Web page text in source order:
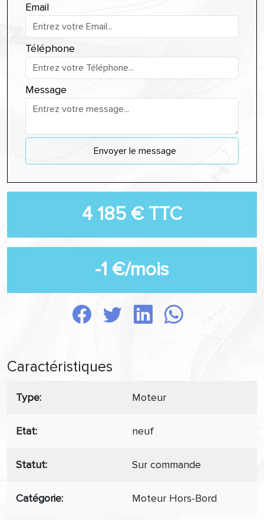
Email
Téléphone
Message
Envoyer le message
4 185 € TTC
-1 €/mois
Caractéristiques
Type Moteur
Etat neuf
Statut Sur commande
Catégorie Moteur Hors-Bord